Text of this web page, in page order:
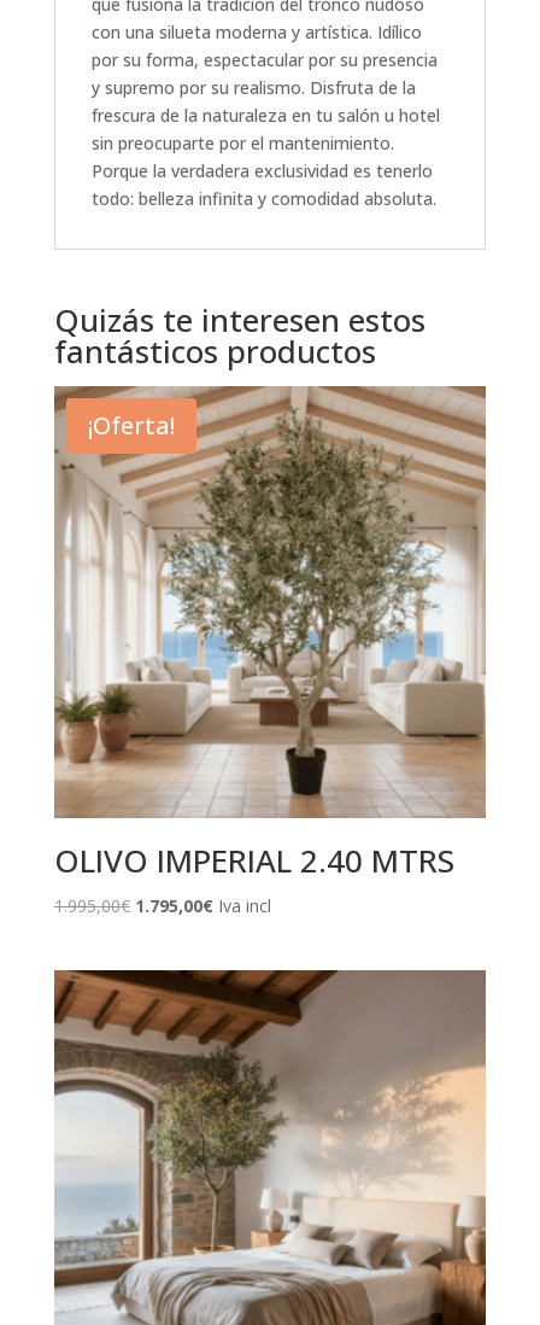
con una silueta moderna y artística. Idílico
por su forma, espectacular por su presencia
y supremo por su realismo. Disfruta de la
frescura de la naturaleza en tu salón u hotel
sin preocuparte por el mantenimiento.
Porque la verdadera exclusividad es tenerlo
todo: belleza infinita y comodidad absoluta.
Quizás te interesen estos
fantásticos productos
¡Oferta!
OLIVO IMPERIAL 2.40 MTRS
1.995,00€ El
era:
1.995,00€.
1.795,00€El
es:
1.795,00€.
Iva incl